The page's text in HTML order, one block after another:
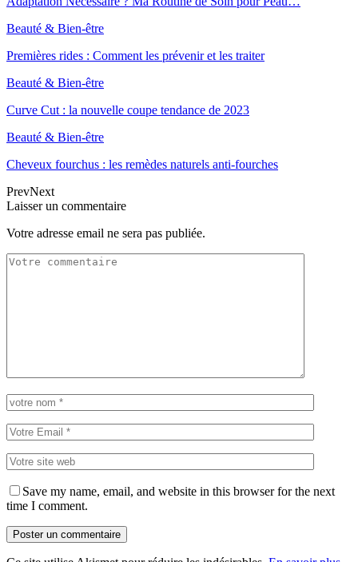
Beauté & Bien-être
Premières rides : Comment les prévenir et les traiter
Beauté & Bien-être
Curve Cut : la nouvelle coupe tendance de 2023
Beauté & Bien-être
Cheveux fourchus : les remèdes naturels anti-fourches
PrevNext
Laisser un commentaire
Votre adresse email ne sera pas publiée.
Save my name, email, and website in this browser for the next
time I comment.